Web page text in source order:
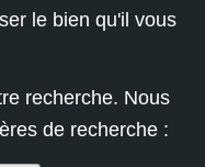
le bien qu'il vous
recherche. Nous
de recherche :